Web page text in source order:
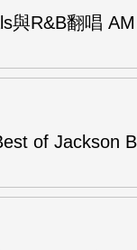
與R&B翻唱 AM
of Jackson